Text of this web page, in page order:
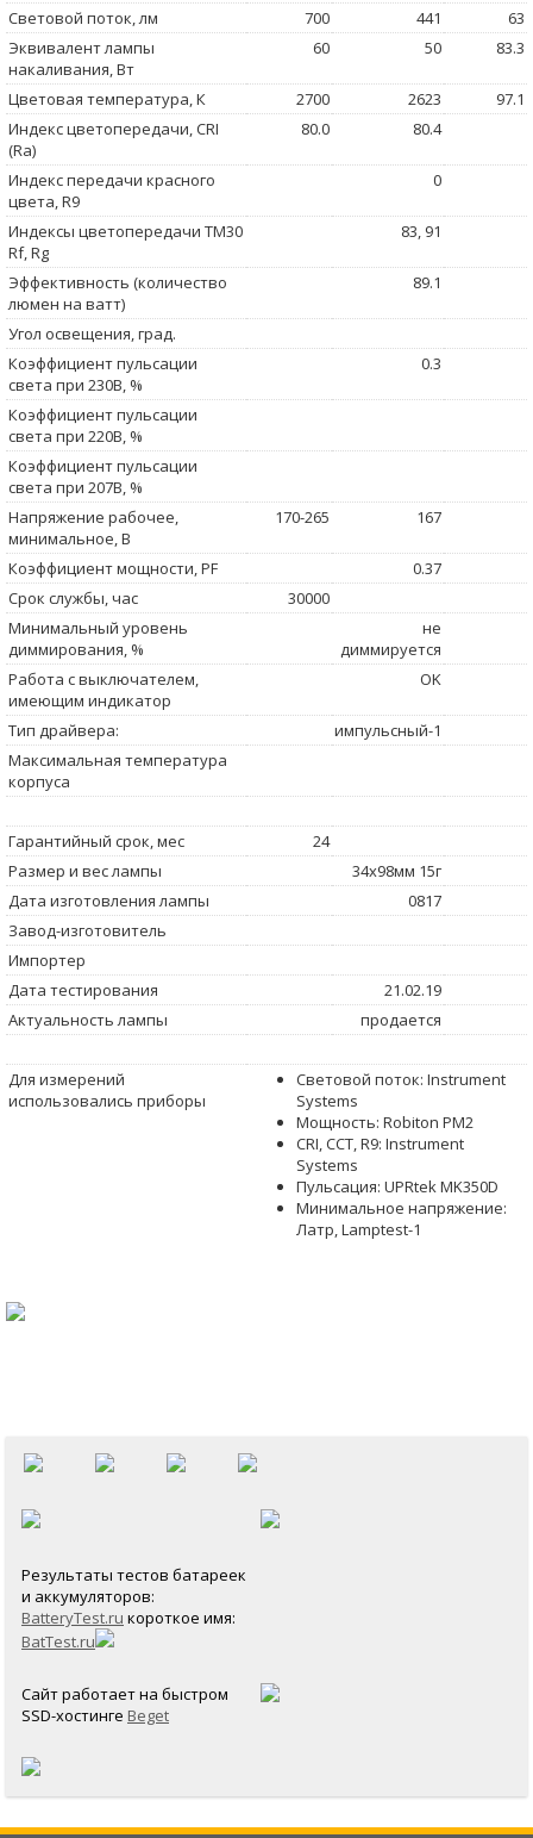
Световой поток, лм
700 441
63
Эквивалент лампы
накаливания, Вт
60 50 83.3
Цветовая температура, К 2700 2623
97.1
Индекс цветопередачи, CRI
(Ra)
80.0 80.4
Индекс передачи красного
цвета, R9
0
Индексы цветопередачи TM30
Rf, Rg
83, 91
Эффективность (количество
люмен на ватт)
89.1
Угол освещения, град.
Коэффициент пульсации
света при 230В, %
0.3
Коэффициент пульсации
света при 220В, %
Коэффициент пульсации
света при 207В, %
Напряжение рабочее,
минимальное, В
170-265 167
Коэффициент мощности, PF
0.37
Срок службы, час
30000
Минимальный уровень
диммирования, %
не
диммируется
Работа с выключателем,
имеющим индикатор
OK
Тип драйвера:
импульсный-1
Максимальная температура
корпуса
Гарантийный срок, мес
24
Размер и вес лампы
34x98мм 15г
Дата изготовления лампы
0817
Завод-изготовитель
Импортер
Дата тестирования
21.02.19
Актуальность лампы
продается
Для измерений
использовались приборы
Световой поток: Instrument
Systems
Мощность: Robiton PM2
CRI, CCT, R9: Instrument
Systems
Пульсация: UPRtek MK350D
Минимальное напряжение:
Латр, Lamptest-1
Результаты тестов батареек
и аккумуляторов:
BatteryTest.ru короткое имя:
BatTest.ru
Сайт работает на быстром
SSD-хостинге Beget